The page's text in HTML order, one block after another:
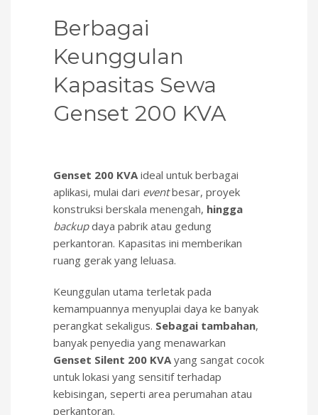
Berbagai
Keunggulan
Kapasitas Sewa
Genset 200 KVA
Genset 200 KVAideal untuk berbagai
aplikasi, mulai dari eventbesar, proyek
konstruksi berskala menengah, hingga
backupdaya pabrik atau gedung
perkantoran. Kapasitas ini memberikan
ruang gerak yang leluasa.
Keunggulan utama terletak pada
kemampuannya menyuplai daya ke banyak
perangkat sekaligus. Sebagai tambahan,
banyak penyedia yang menawarkan
Genset Silent 200 KVAyang sangat cocok
untuk lokasi yang sensitif terhadap
kebisingan, seperti area perumahan atau
perkantoran.